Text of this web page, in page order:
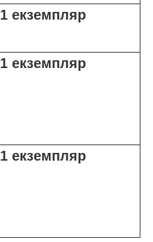
1 екземпляр
1 екземпляр
1 екземпляр